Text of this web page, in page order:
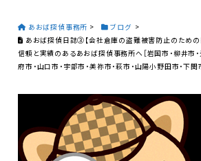
あおば探偵事務所 > ブログ >
あおば探偵日誌③【会社倉庫の盗難被害防止のための
信頼と実績のあるあおば探偵事務所へ［岩国市・柳井市・
府市・山口市・宇部市・美祢市・萩市・山陽小野田市・下関